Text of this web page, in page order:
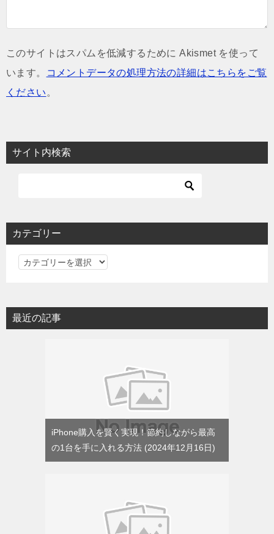
このサイトはスパムを低減するために Akismet を使って
います。
コメントデータの処理方法の詳細はこちらをご覧
ください 。
サイト内検索
カテゴリー
カ
リ
ー
最近の記事
iPhone購入を賢く実現！節約しながら最高
の1台を手に入れる方法
2024年12月16日